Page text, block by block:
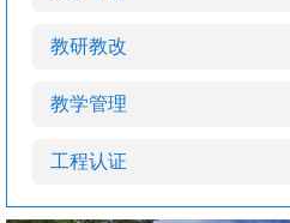
教研教改
教学管理
工程认证